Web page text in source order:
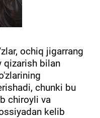
ochiq jigarrang
qizarish bilan
chunki bu
chiroyli va
kelib